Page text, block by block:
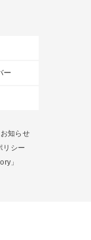
ー
お知らせ
リシー
」